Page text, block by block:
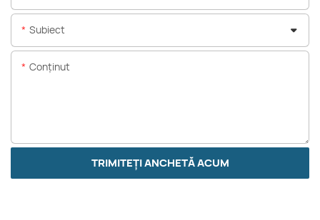
Subiect
Conţinut
TRIMITEȚI ANCHETĂ ACUM